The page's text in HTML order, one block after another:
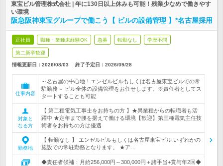
東宝ビル管理株式会社 | 年に130日以上休みも可能！残業少なめで働きやす
い環境
阪急阪神東宝グループで働こう【 ビルの設備管理 】*名古屋採用
正社員 職種・業種未経験OK 急募 転勤なし 学歴不問
第二新卒歓迎
情報更新日：2026/08/03 終了予定日： 2026/09/28
仕事内容
～名古屋の中心地！エンゼルビルもしくは名古屋東宝ビルでの常
駐勤務～ ビル全体の設備管理をお任せします。※責任者としてス
タートすることも可能
対象と
なる方
【 第二種電気工事士をお持ちの方 】★異業種からの転職者も活
躍中 ★定年まで腰を据えて働ける環境【歓迎】第三種電気主任技
術者をお持ちの方は優遇
勤務地
【 転勤なし 】 エンゼルビルもしくは名古屋東宝ビル いずれかの
施設での常駐勤務となります。 ★ア…
◆責任者候補：月給256,000円～300,000円＋諸手当+賞与年2回◆